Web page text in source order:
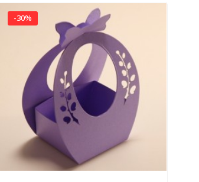
-30%